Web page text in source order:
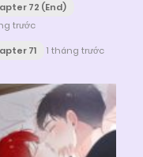
72 (End)
trước
71
1 tháng trước